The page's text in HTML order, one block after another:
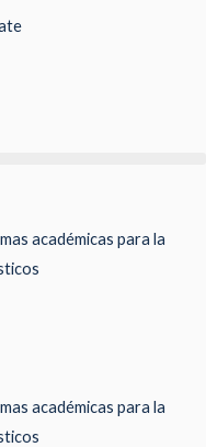
académicas para la
académicas para la